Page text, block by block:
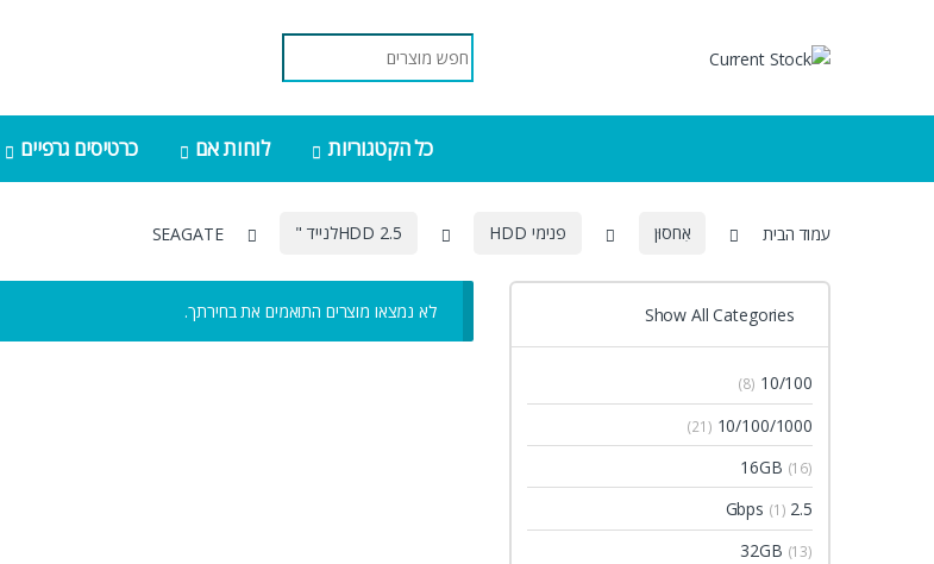
Search for:
כל הקטגוריות לוחות אם כרטיסים גרפיים
עמוד הבית אִחסוּן פנימי HDD HDD 2.5לנייד " SEAGATE
לא נמצאו מוצרים התואמים את בחירתך. Show All Categories
10/100
(8)
10/100/1000
(21)
16GB (16)
2.5 Gbps
(1)
32GB (13)